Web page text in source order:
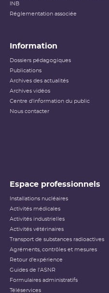
INB
Réglementation associée
Information
Dossiers pédagogiques
Publications
Archives des actualités
Archives vidéos
Centre d'information du public
Nous contacter
Espace professionnels
Installations nucléaires
Activités médicales
Activités industrielles
Activités vétérinaires
Transport de substances radioactives
Agréments, contrôles et mesures
Retour d'expérience
Guides de l'ASNR
Formulaires administratifs
Téléservices